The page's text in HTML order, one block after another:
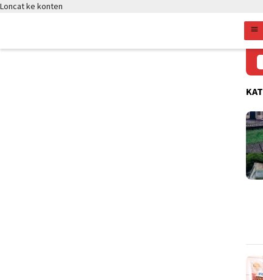
Loncat ke konten
Anwar Terpilih Menjadi Ketua DPD APDESI Merah Putih